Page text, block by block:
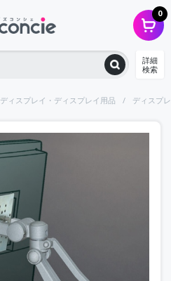
0
詳細
検索
ディスプレイ・ディスプレイ用品 ディスプ